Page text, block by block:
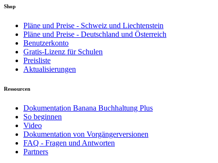
Shop
Pläne und Preise - Schweiz und Liechtenstein
Pläne und Preise - Deutschland und Österreich
Benutzerkonto
Gratis-Lizenz für Schulen
Preisliste
Aktualisierungen
Ressourcen
Dokumentation Banana Buchhaltung Plus
So beginnen
Video
Dokumentation von Vorgängerversionen
FAQ - Fragen und Antworten
Partners